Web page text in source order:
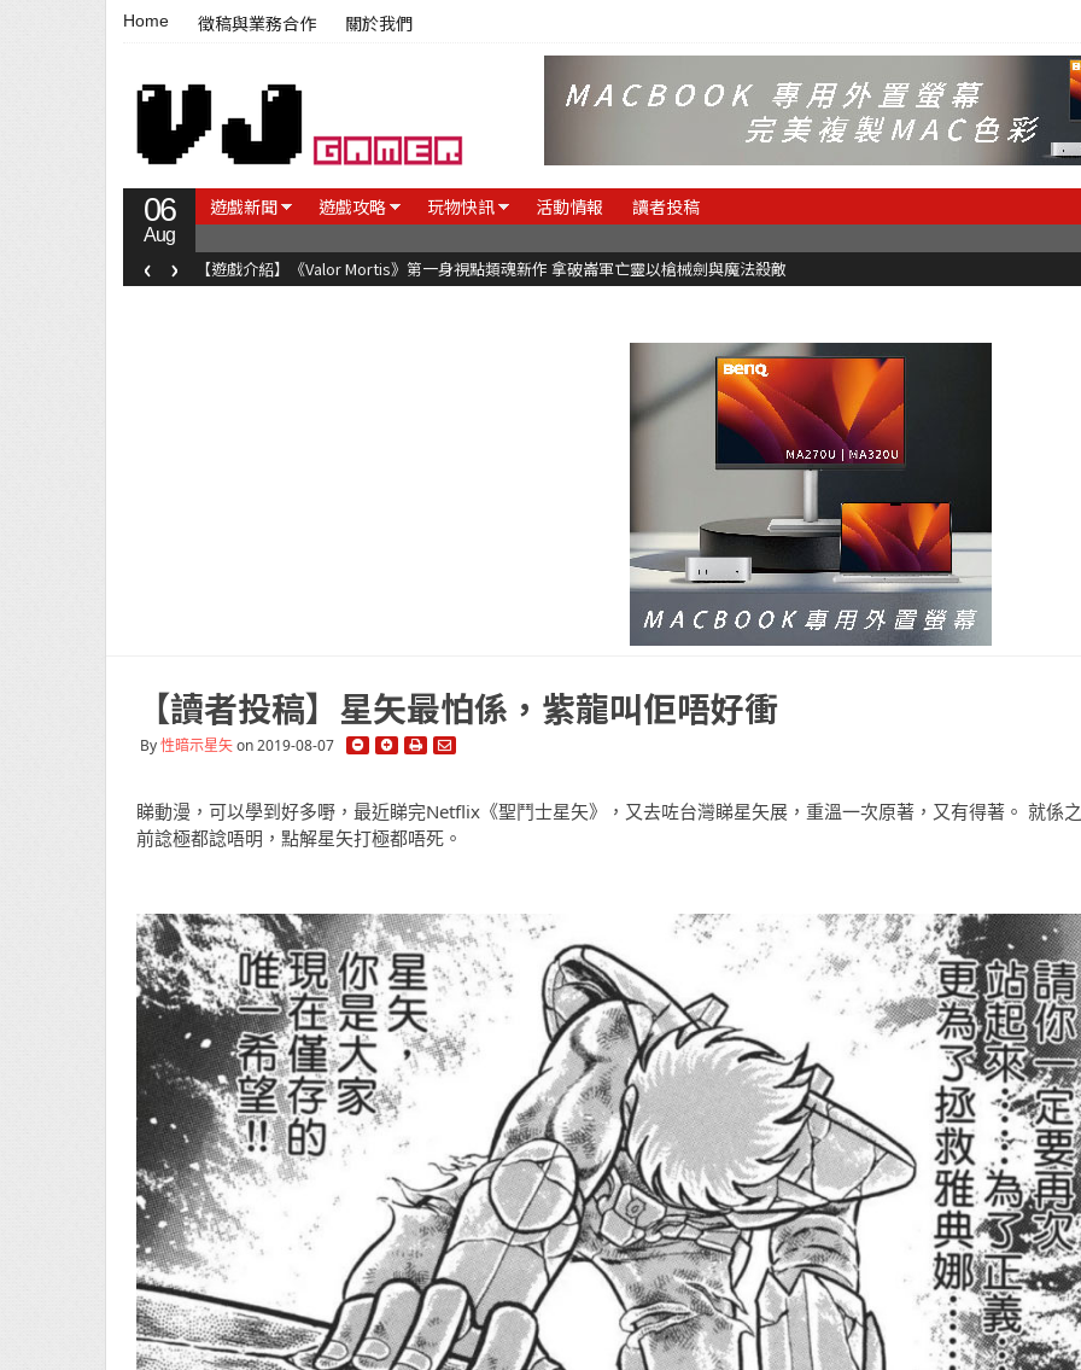
Home 徵稿與業務合作 關於我們
06
Aug
遊戲新聞 遊戲攻略 玩物快訊 活動情報 讀者投稿
【遊戲介紹】《Valor Mortis》第一身視點類魂新作 拿破崙軍亡靈以槍械劍與魔法殺敵
‹ ›
【讀者投稿】星矢最怕係，紫龍叫佢唔好衝
By性暗示星矢on 2019-08-07
睇動漫，可以學到好多嘢，最近睇完Netflix《聖鬥士星矢》，又去咗台灣睇星矢展，重溫一次原著，又有得著。 就係之
前諗極都諗唔明，點解星矢打極都唔死。